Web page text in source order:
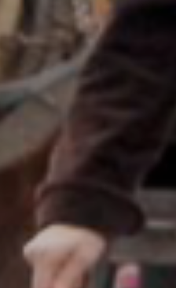
POZVÁNKY
PRAHA UDRŽITELNÁ
PRAŽSKÉ STAVEBNÍ
PŘELOŽKA I/12 A